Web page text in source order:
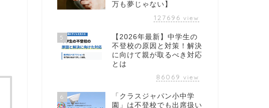
万も夢じゃない】
127696 view
5
【2026年最新】中学生の
不登校の原因と対策！解決
に向けて親が取るべき対応
とは
86069 view
6
「クラスジャパン小中学
園」は不登校でも出席扱い